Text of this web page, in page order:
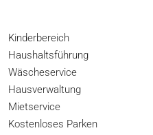
Kinderbereich
Haushaltsführung
Wäscheservice
Hausverwaltung
Mietservice
Kostenloses Parken